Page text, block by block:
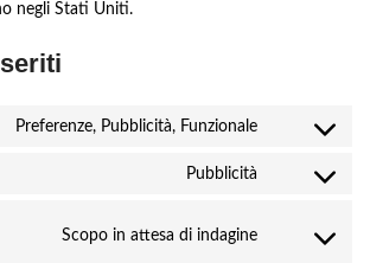
negli Stati Uniti.
Preferenze, Pubblicità, Funzionale
Consent
service
Pubblicità
Consent
service
Scopo in attesa di indagine
Consent